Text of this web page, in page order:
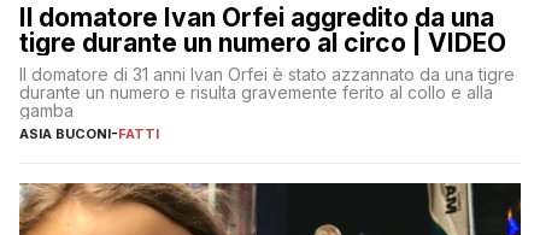
Il domatore Ivan Orfei aggredito da una
tigre durante un numero al circo | VIDEO
Il domatore di 31 anni Ivan Orfei è stato azzannato da una tigre
durante un numero e risulta gravemente ferito al collo e alla
gamba
ASIA BUCONI-FATTI